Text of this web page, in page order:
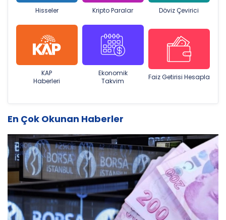
Hisseler Kripto Paralar Döviz Çevirici
KAP
Haberleri
Ekonomik
Takvim
Faiz Getirisi Hesapla
En Çok Okunan Haberler